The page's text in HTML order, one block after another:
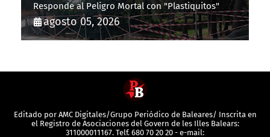
Responde al Peligro Mortal con "Plastiquitos"
agosto 05, 2026
Editado por AMC Digitales/Grupo Periódico de Baleares/ Inscrita en
el Registro de Asociaciones del Govern de les Illes Balears:
311000011167. Telf. 680 70 20 20 - e-mail: